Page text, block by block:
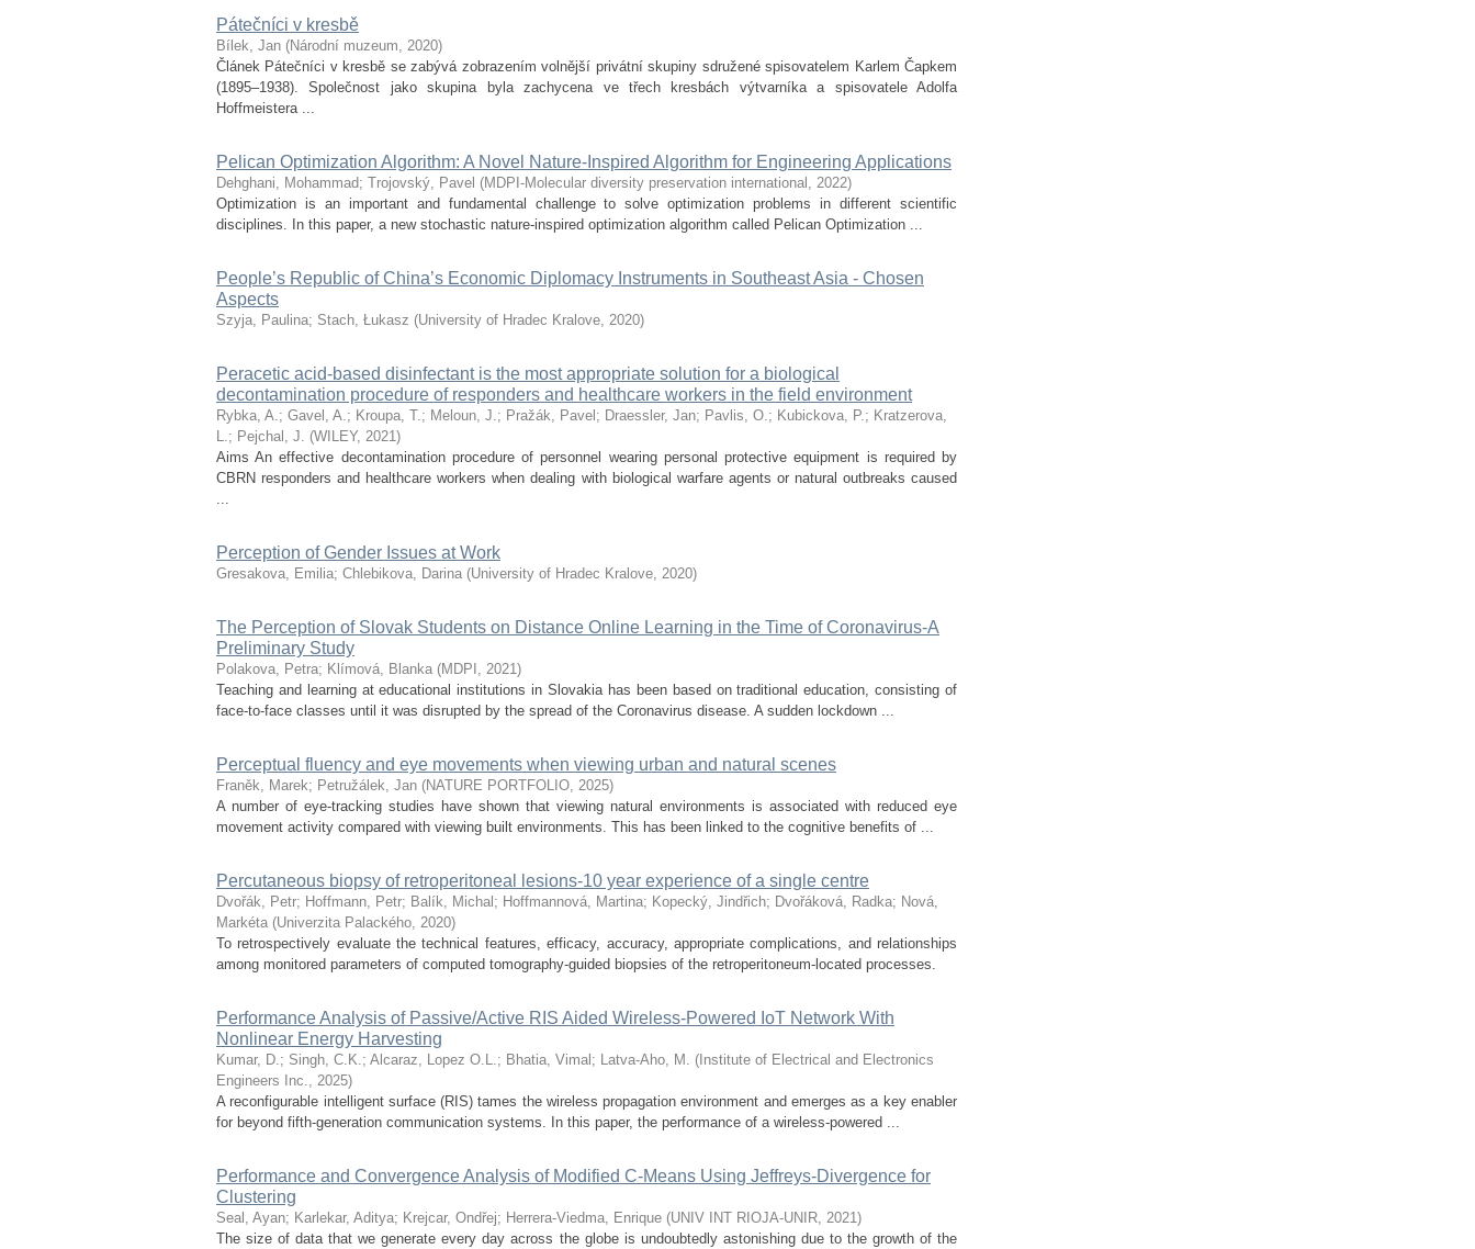
Pátečníci v kresbě
Bílek, Jan (Národní muzeum, 2020)
Článek Pátečníci v kresbě se zabývá zobrazením volnější privátní skupiny sdružené spisovatelem Karlem Čapkem
(1895–1938). Společnost jako skupina byla zachycena ve třech kresbách výtvarníka a spisovatele Adolfa
Hoffmeistera ...
Pelican Optimization Algorithm: A Novel Nature-Inspired Algorithm for Engineering Applications
Dehghani, Mohammad; Trojovský, Pavel (MDPI-Molecular diversity preservation international , 2022)
Optimization is an important and fundamental challenge to solve optimization problems in different scientific
disciplines. In this paper, a new stochastic nature-inspired optimization algorithm called Pelican Optimization ...
People’s Republic of China’s Economic Diplomacy Instruments in Southeast Asia - Chosen
Aspects
Szyja, Paulina; Stach, Łukasz (University of Hradec Kralove, 2020)
Peracetic acid-based disinfectant is the most appropriate solution for a biological
decontamination procedure of responders and healthcare workers in the field environment
Rybka, A.; Gavel, A.; Kroupa, T.; Meloun, J.; Pražák, Pavel ; Draessler, Jan; Pavlis, O.; Kubickova, P.; Kratzerova,
L.; Pejchal, J. (WILEY, 2021)
Aims An effective decontamination procedure of personnel wearing personal protective equipment is required by
CBRN responders and healthcare workers when dealing with biological warfare agents or natural outbreaks caused
...
Perception of Gender Issues at Work
Gresakova, Emilia; Chlebikova, Darina (University of Hradec Kralove, 2020)
The Perception of Slovak Students on Distance Online Learning in the Time of Coronavirus-A
Preliminary Study
Polakova, Petra; Klímová, Blanka (MDPI , 2021)
Teaching and learning at educational institutions in Slovakia has been based on traditional education, consisting of
face-to-face classes until it was disrupted by the spread of the Coronavirus disease. A sudden lockdown ...
Perceptual fluency and eye movements when viewing urban and natural scenes
Franěk, Marek; Petružálek, Jan (NATURE PORTFOLIO, 2025)
A number of eye-tracking studies have shown that viewing natural environments is associated with reduced eye
movement activity compared with viewing built environments. This has been linked to the cognitive benefits of ...
Percutaneous biopsy of retroperitoneal lesions-10 year experience of a single centre
Dvořák, Petr; Hoffmann, Petr; Balík, Michal ; Hoffmannová, Martina; Kopecký, Jindřich; Dvořáková, Radka; Nová,
Markéta (Univerzita Palackého, 2020)
To retrospectively evaluate the technical features, efficacy, accuracy, appropriate complications, and relationships
among monitored parameters of computed tomography-guided biopsies of the retroperitoneum-located processes.
Performance Analysis of Passive/Active RIS Aided Wireless-Powered IoT Network With
Nonlinear Energy Harvesting
Kumar, D.; Singh, C.K.; Alcaraz, Lopez O.L.; Bhatia, Vimal ; Latva-Aho, M. ( Institute of Electrical and Electronics
Engineers Inc., 2025)
A reconfigurable intelligent surface (RIS) tames the wireless propagation environment and emerges as a key enabler
for beyond fifth-generation communication systems. In this paper, the performance of a wireless-powered ...
Performance and Convergence Analysis of Modified C-Means Using Jeffreys-Divergence for
Clustering
Seal, Ayan; Karlekar, Aditya; Krejcar, Ondřej; Herrera-Viedma, Enrique (UNIV INT RIOJA-UNIR, 2021)
The size of data that we generate every day across the globe is undoubtedly astonishing due to the growth of the